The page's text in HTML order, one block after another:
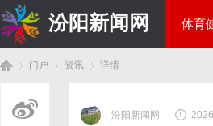
汾阳新闻网 体育
门户 资讯 详情
汾阳新闻网